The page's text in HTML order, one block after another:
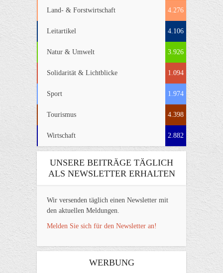
Land- & Forstwirtschaft 4.276
Leitartikel 4.106
Natur & Umwelt 3.926
Solidarität & Lichtblicke 1.094
Sport 1.974
Tourismus 4.398
Wirtschaft 2.882
UNSERE BEITRÄGE TÄGLICH
ALS NEWSLETTER ERHALTEN
Wir versenden täglich einen Newsletter mit
den aktuellen Meldungen.
Melden Sie sich für den Newsletter an!
WERBUNG